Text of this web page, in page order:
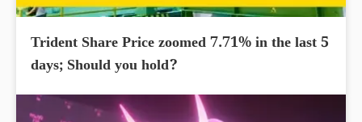
Trident Share Price zoomed 7.71% in the last 5
days; Should you hold?